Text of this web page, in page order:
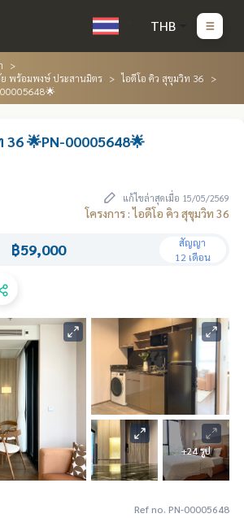
THB
พร้อมพงษ์ ประสานมิตร
ไอดีโอ คิว สุขุมวิท 36
🌟PN-00005648🌟
แก้ไขล่าสุดเมื่อ 15/05/2569
โครงการ : ไอดีโอ คิว สุขุมวิท 36
฿59,000
สัญญา
12 เดือน
+24 รูป
Ref no. PN-00005648